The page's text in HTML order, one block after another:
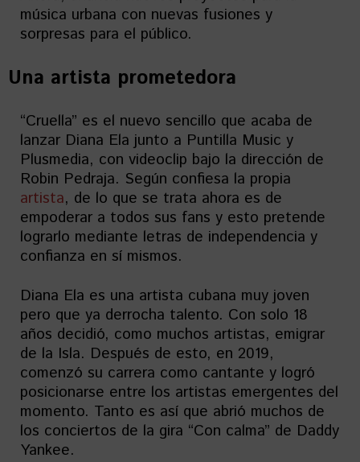
música urbana con nuevas fusiones y
sorpresas para el público.
Una artista prometedora
“Cruella” es el nuevo sencillo que acaba de
lanzar Diana Ela junto a Puntilla Music y
Plusmedia, con videoclip bajo la dirección de
Robin Pedraja. Según confiesa la propia
artista, de lo que se trata ahora es de
empoderar a todos sus fans y esto pretende
lograrlo mediante letras de independencia y
confianza en sí mismos.
Diana Ela es una artista cubana muy joven
pero que ya derrocha talento. Con solo 18
años decidió, como muchos artistas, emigrar
de la Isla. Después de esto, en 2019,
comenzó su carrera como cantante y logró
posicionarse entre los artistas emergentes del
momento. Tanto es así que abrió muchos de
los conciertos de la gira “Con calma” de Daddy
Yankee.